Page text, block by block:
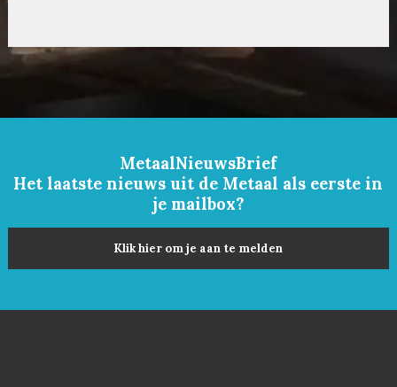
MetaalNieuwsBrief
Het laatste nieuws uit de Metaal als eerste in
je mailbox?
Klik hier om je aan te melden